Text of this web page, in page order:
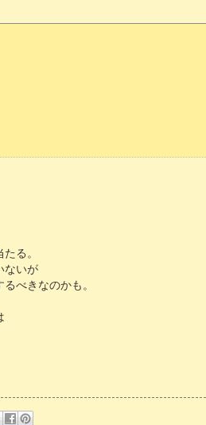
る。
ないが
べきなのかも。